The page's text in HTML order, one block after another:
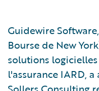
Guidewire
Bourse de New
solutions
l'assurance IARD,